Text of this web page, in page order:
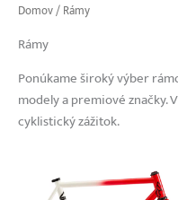
Domov/ Rámy
Rámy
Ponúkame široký výber
modely a premiové značky.
cyklistický zážitok.